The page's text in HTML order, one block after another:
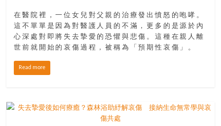
在醫院裡，一位女兒對父親的治療發出憤怒的咆哮。
這不單單是因為對醫護人員的不滿，更多的是源於內
心深處對即將失去摯愛的恐懼與悲傷。這種在親人離
世前就開始的哀傷過程，被稱為「預期性哀傷」。
Read more